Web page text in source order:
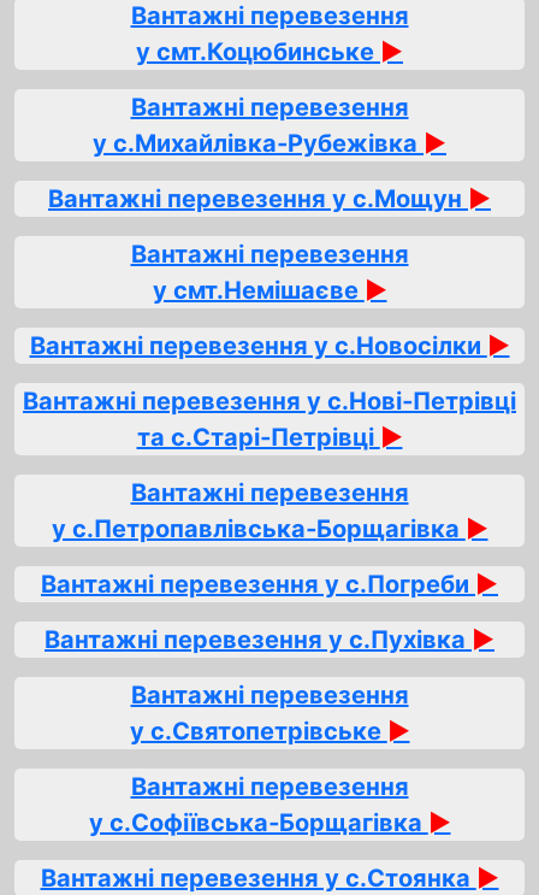
Вантажні перевезення
у смт.Коцюбинське ►
Вантажні перевезення
у с.Михайлівка‑Рубежівка ►
Вантажні перевезення у с.Мощун ►
Вантажні перевезення
у смт.Немішаєве ►
Вантажні перевезення у с.Новосілки ►
Вантажні перевезення у с.Нові‑Петрівці
та с.Старі‑Петрівці ►
Вантажні перевезення
у с.Петропавлівська‑Борщагівка ►
Вантажні перевезення у с.Погреби ►
Вантажні перевезення у с.Пухівка ►
Вантажні перевезення
у с.Святопетрівське ►
Вантажні перевезення
у с.Софіївська‑Борщагівка ►
Вантажні перевезення у с.Стоянка ►